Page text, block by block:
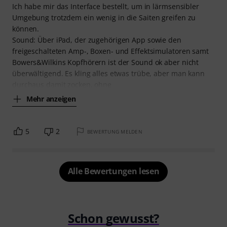
Ich habe mir das Interface bestellt, um in lärmsensibler
Umgebung trotzdem ein wenig in die Saiten greifen zu
können.
Sound: Über iPad, der zugehörigen App sowie den
freigeschalteten Amp-, Boxen- und Effektsimulatoren samt
Bowers&Wilkins Kopfhörern ist der Sound ok aber nicht
überwältigend. Es kling alles etwas trübe, aber man kann
Mehr anzeigen
5 2 BEWERTUNG MELDEN
Alle Bewertungen lesen
Schon gewusst?